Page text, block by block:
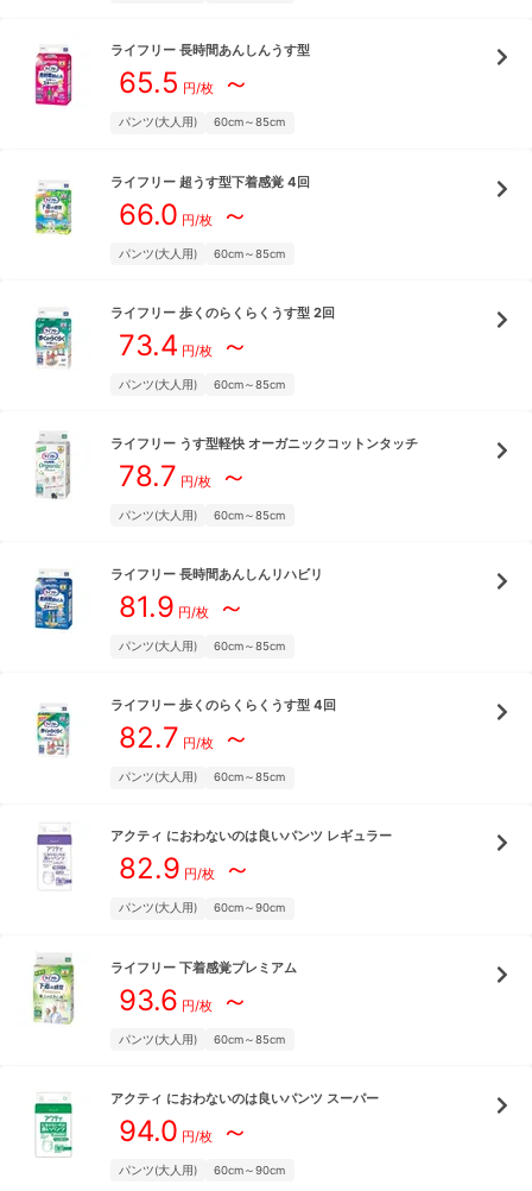
ライフリー 長時間あんしんうす型
65.5 円/枚～
パンツ(大人用) 60cm～85cm
ライフリー 超うす型下着感覚 4回
66.0 円/枚～
パンツ(大人用) 60cm～85cm
ライフリー 歩くのらくらくうす型 2回
73.4 円/枚～
パンツ(大人用) 60cm～85cm
ライフリー うす型軽快 オーガニックコットンタッチ
78.7 円/枚～
パンツ(大人用) 60cm～85cm
ライフリー 長時間あんしんリハビリ
81.9 円/枚～
パンツ(大人用) 60cm～85cm
ライフリー 歩くのらくらくうす型 4回
82.7 円/枚～
パンツ(大人用) 60cm～85cm
アクティ におわないのは良いパンツ レギュラー
82.9 円/枚～
パンツ(大人用) 60cm～90cm
ライフリー 下着感覚プレミアム
93.6 円/枚～
パンツ(大人用) 60cm～85cm
アクティ におわないのは良いパンツ スーパー
94.0 円/枚～
パンツ(大人用) 60cm～90cm